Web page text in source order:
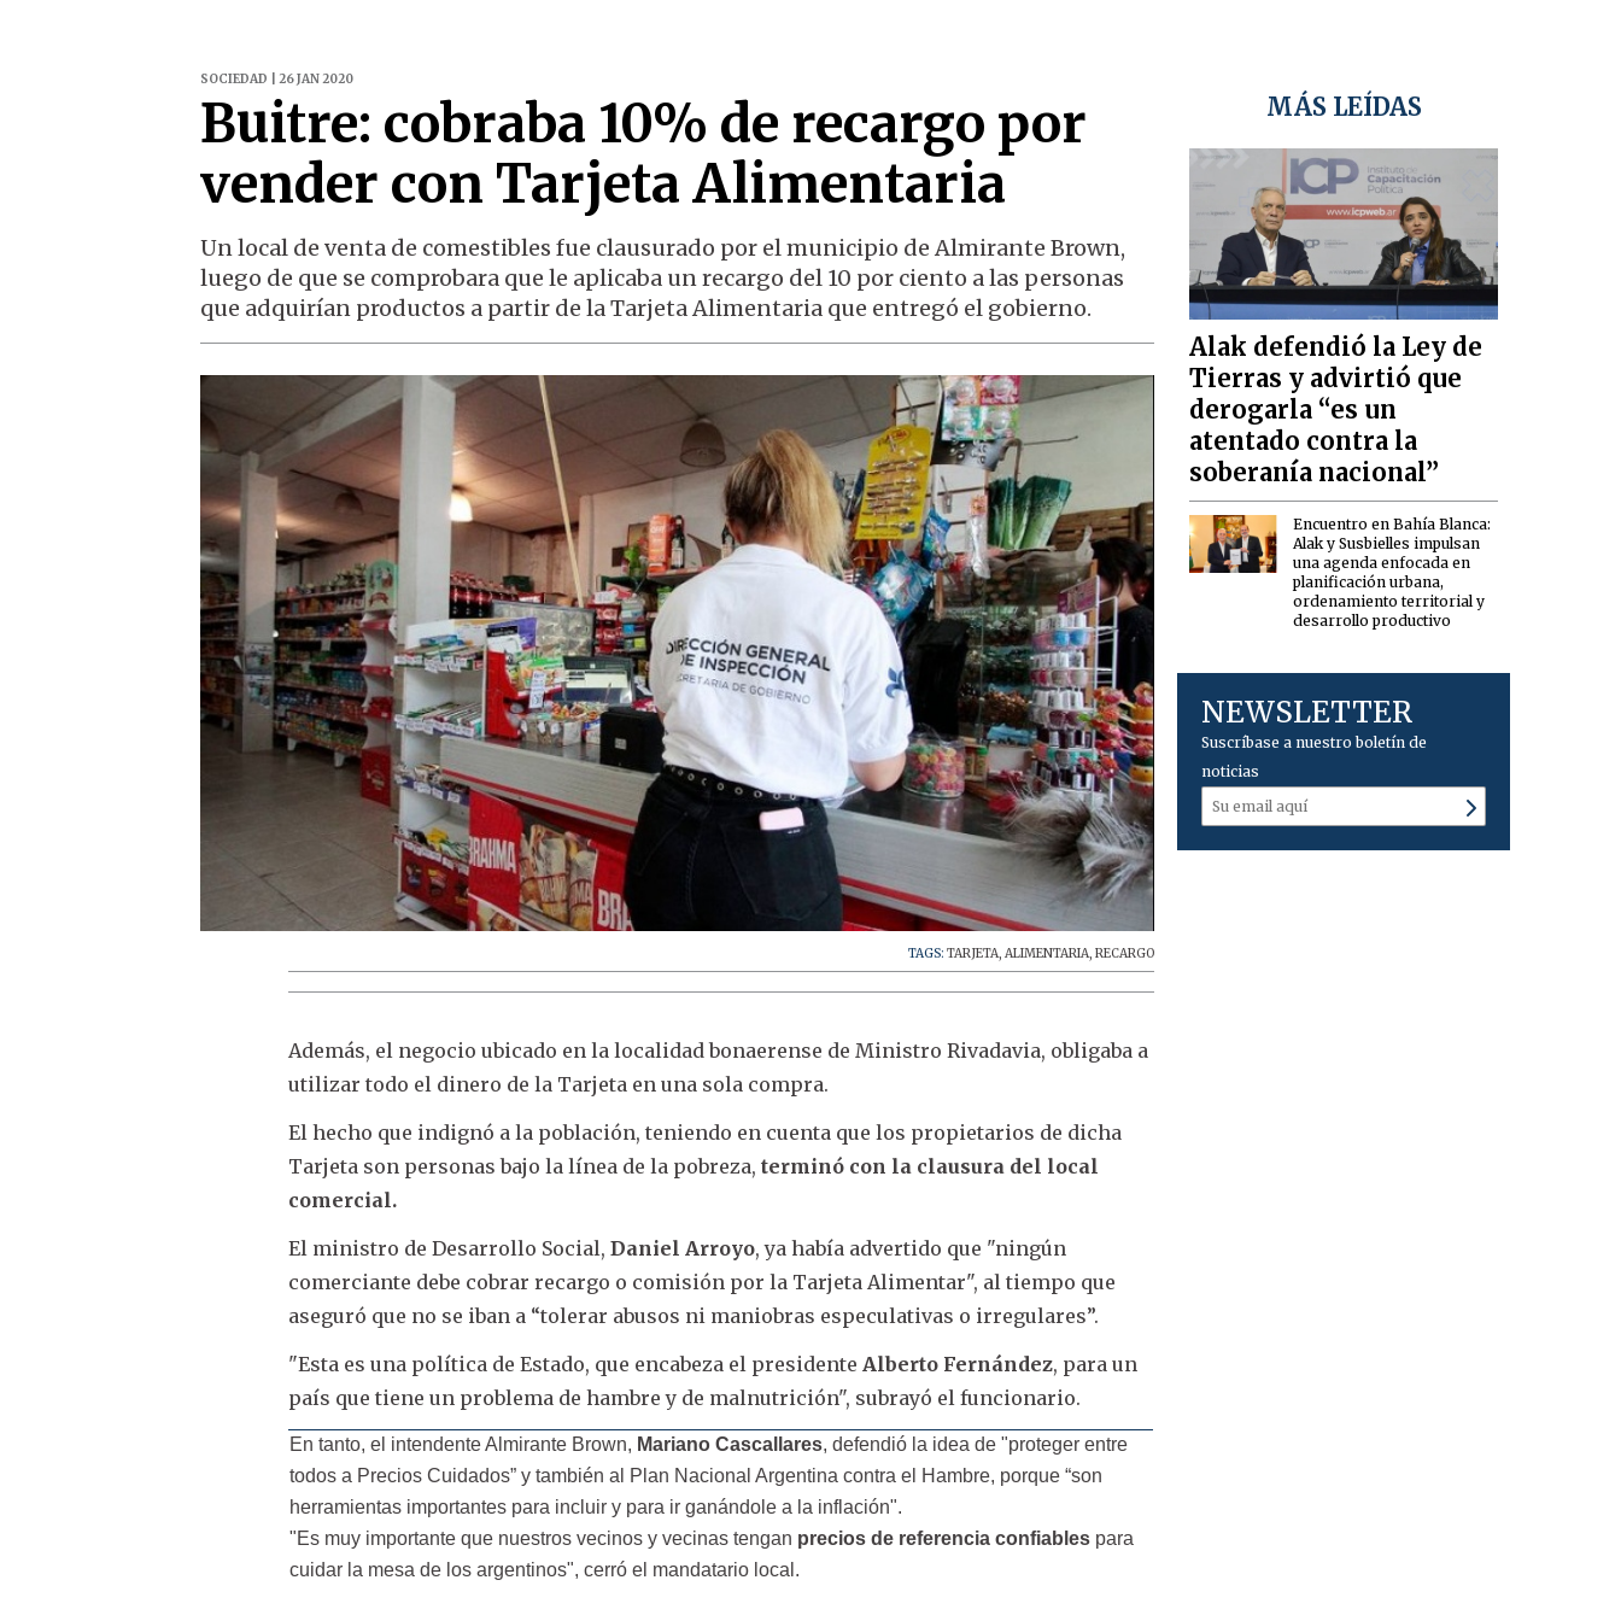
SOCIEDAD | 26 JAN 2020
Buitre: cobraba 10% de recargo por
vender con Tarjeta Alimentaria
Un local de venta de comestibles fue clausurado por el municipio de Almirante Brown,
luego de que se comprobara que le aplicaba un recargo del 10 por ciento a las personas
que adquirían productos a partir de la Tarjeta Alimentaria que entregó el gobierno.
TAGS:TARJETA,ALIMENTARIA,RECARGO
Además, el negocio ubicado en la localidad bonaerense de Ministro Rivadavia, obligaba a
utilizar todo el dinero de la Tarjeta en una sola compra.
El hecho que indignó a la población, teniendo en cuenta que los propietarios de dicha
Tarjeta son personas bajo la línea de la pobreza, terminó con la clausura del local
comercial.
El ministro de Desarrollo Social,Daniel Arroyo, ya había advertido que "ningún
comerciante debe cobrar recargo o comisión por la Tarjeta Alimentar", al tiempo que
aseguró que no se iban a “tolerar abusos ni maniobras especulativas o irregulares”.
"Esta es una política de Estado, que encabeza el presidenteAlberto Fernández, para un
país que tiene un problema de hambre y de malnutrición", subrayó el funcionario.
En tanto, el intendente Almirante Brown, Mariano Cascallares, defendió la idea de "proteger entre
todos a Precios Cuidados” y también al Plan Nacional Argentina contra el Hambre, porque “son
herramientas importantes para incluir y para ir ganándole a la inflación".
"Es muy importante que nuestros vecinos y vecinas tengan precios de referencia confiables para
cuidar la mesa de los argentinos", cerró el mandatario local.
MÁS LEÍDAS
Alak defendió la Ley de
Tierras y advirtió que
derogarla “es un
atentado contra la
soberanía nacional”
Encuentro en Bahía Blanca:
Alak y Susbielles impulsan
una agenda enfocada en
planificación urbana,
ordenamiento territorial y
desarrollo productivo
NEWSLETTER
Suscríbase a nuestro boletín de
noticias